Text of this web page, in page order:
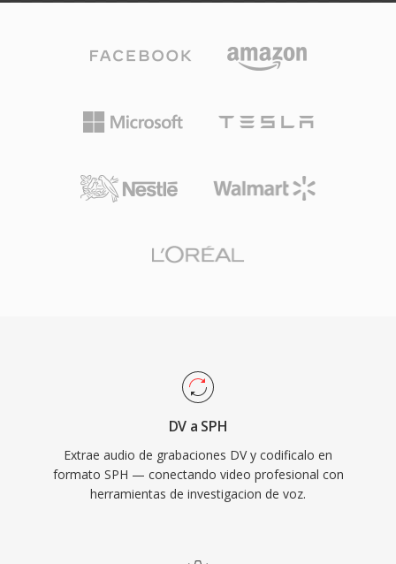
DV a SPH
Extrae audio de grabaciones DV y codificalo en
formato SPH — conectando video profesional con
herramientas de investigacion de voz.